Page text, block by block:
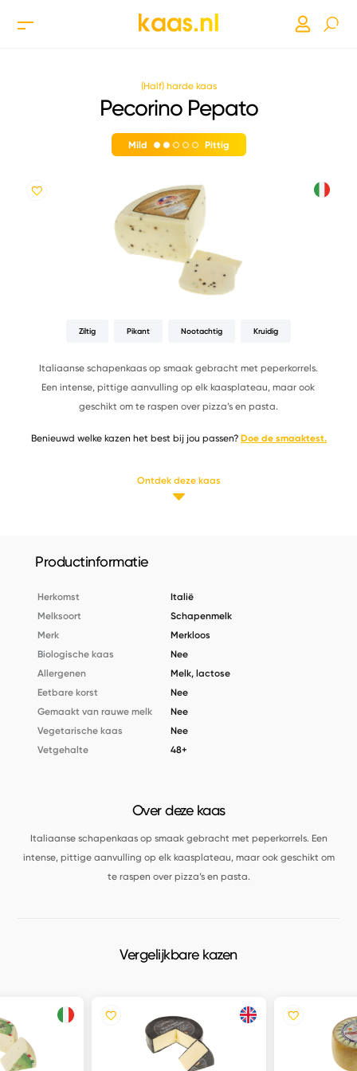
(Half) harde kaas
Pecorino Pepato
Mild Pittig
Ziltig Pikant Nootachtig Kruidig
Italiaanse schapenkaas op smaak gebracht met peperkorrels.
Een intense, pittige aanvulling op elk kaasplateau, maar ook
geschikt om te raspen over pizza’s en pasta.
Benieuwd welke kazen het best bij jou passen? Doe de smaaktest.
Ontdek deze kaas
Productinformatie
Herkomst
Italië
Melksoort
Schapenmelk
Merk
Merkloos
Biologische kaas
Nee
Allergenen
Melk, lactose
Eetbare korst
Nee
Gemaakt van rauwe melk
Nee
Vegetarische kaas
Nee
Vetgehalte
48+
Over deze kaas
Italiaanse schapenkaas op smaak gebracht met peperkorrels. Een
intense, pittige aanvulling op elk kaasplateau, maar ook geschikt om
te raspen over pizza’s en pasta.
Vergelijkbare kazen